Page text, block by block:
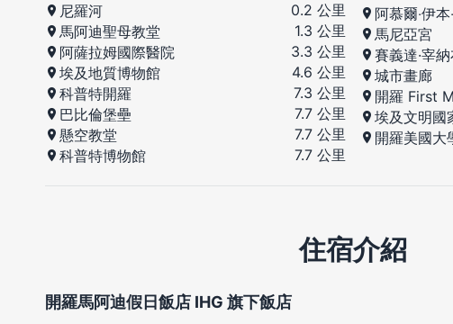
尼羅河
0.2 公里
馬阿迪聖母教堂
1.3 公里
阿薩拉姆國際醫院
3.3 公里
埃及地質博物館
4.6 公里
科普特開羅
7.3 公里
巴比倫堡壘
7.7 公里
懸空教堂
7.7 公里
科普特博物館
7.7 公里
阿慕爾‧伊
馬尼亞宮
賽義達·宰
城市畫廊
開羅 First
埃及文明國
開羅美國大
住宿介紹
開羅馬阿迪假日飯店 IHG 旗下飯店